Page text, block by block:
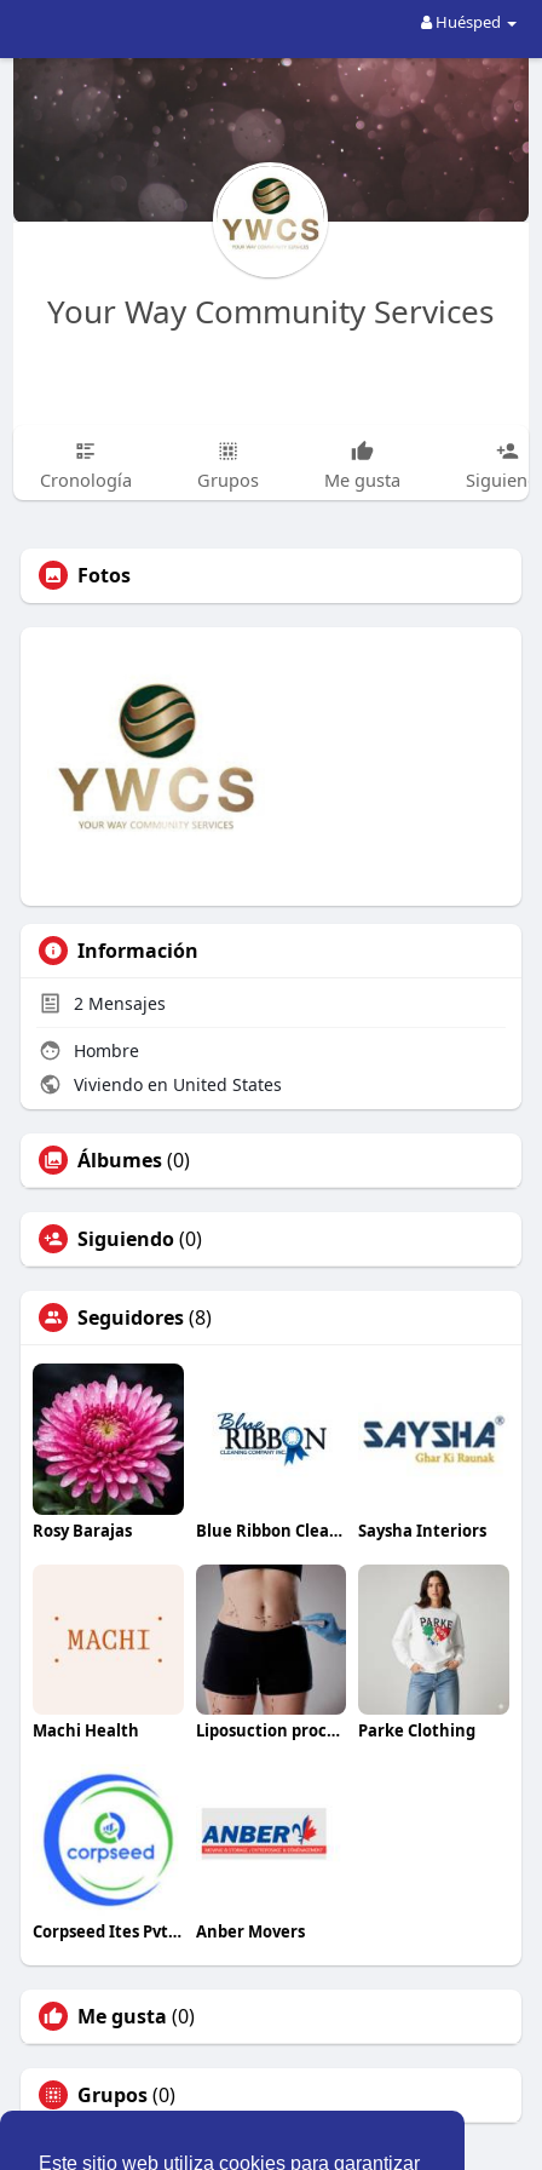
Este sitio web utiliza cookies para garantizar
Huésped
Your Way Community Services
Cronología Grupos Me gusta
Fotos
Información
2 Mensajes
Hombre
Viviendo en United States
Álbumes(0)
Siguiendo(0)
Seguidores(8)
Rosy Barajas Blue Ribbon Cleaning Company Saysha Interiors
Machi Health Liposuction procedure in Riyadh Parke Clothing
Corpseed Ites Pvt Ltd Anber Movers
Me gusta (0)
Grupos(0)